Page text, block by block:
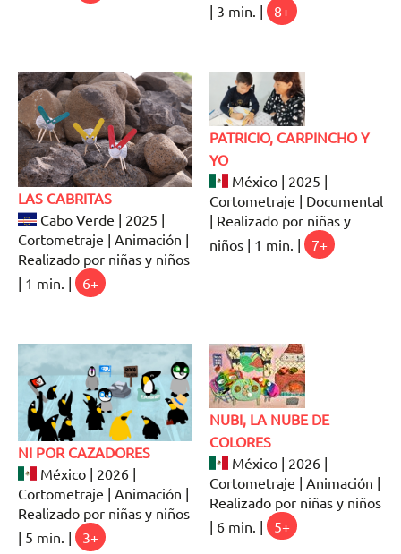
| 3 min. |
8+
LAS CABRITAS
Cabo Verde | 2025 |
Cortometraje | Animación |
Realizado por niñas y niños
| 1 min. |
6+
PATRICIO, CARPINCHO Y
YO
México | 2025 |
Cortometraje | Documental
| Realizado por niñas y
niños | 1 min. |
7+
NI POR CAZADORES
México | 2026 |
Cortometraje | Animación |
Realizado por niñas y niños
| 5 min. |
3+
NUBI, LA NUBE DE
COLORES
México | 2026 |
Cortometraje | Animación |
Realizado por niñas y niños
| 6 min. |
5+